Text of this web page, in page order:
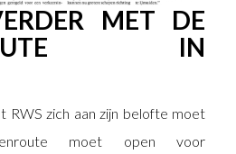
MET DE
IN
RWS zich aan zijn belofte moet
moet open voor